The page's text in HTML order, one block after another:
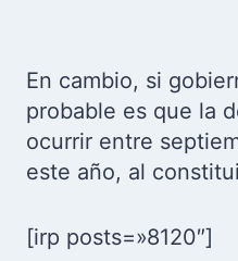
En cambio, si
probable es que la
ocurrir entre
este año, al
[irp posts=»8120″]